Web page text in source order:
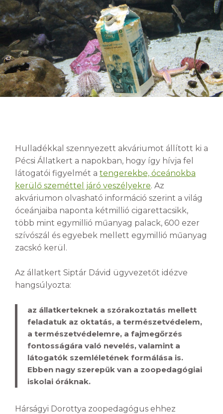
Hulladékkal szennyezett akváriumot állított ki a
Pécsi Állatkert a napokban, hogy így hívja fel
látogatói figyelmét a tengerekbe, óceánokba
kerülő szeméttel járó veszélyekre. Az
akváriumon olvasható információ szerint a világ
óceánjaiba naponta kétmillió cigarettacsikk,
több mint egymillió műanyag palack, 600 ezer
szívószál és egyebek mellett egymillió műanyag
zacskó kerül.
Az állatkert Siptár Dávid ügyvezetőt idézve
hangsúlyozta:
az állatkerteknek a szórakoztatás mellett
feladatuk az oktatás, a természetvédelem,
a természetvédelemre, a fajmegőrzés
fontosságára való nevelés, valamint a
látogatók szemléletének formálása is.
Ebben nagy szerepük van a zoopedagógiai
iskolai óráknak.
Hárságyi Dorottya zoopedagógus ehhez